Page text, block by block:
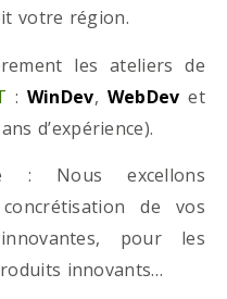
votre région.
les ateliers de
: WinDev, WebDev et
d’expérience).
Nous excellons
de vos
pour les
innovants…